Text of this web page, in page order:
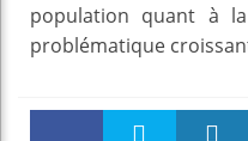
population quant à
problématique